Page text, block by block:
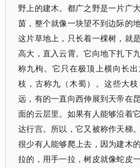
野上的建木。都广之野是一片广
茵，整个就像一块望不到边际的
这片草地上，只长着一棵树，就
高大，直入云霄。它向地下扎下
称九枸。它只在极顶上横向长
枝，古称九（木蜀）。这些大
远，有的一直向西伸展到天帝在
面的云层里。如果有人能够沿着
达行宫。所以，它又被称作天梯
很少有人能够爬上去，因为建木
拉的，用手一拉，树皮就像蛇皮